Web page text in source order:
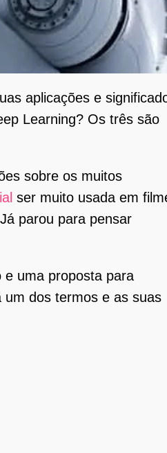
aplicações e
Learning? Os três são
sobre os muitos
ser muito usada em
parou para pensar
e uma proposta para
um dos termos e as suas